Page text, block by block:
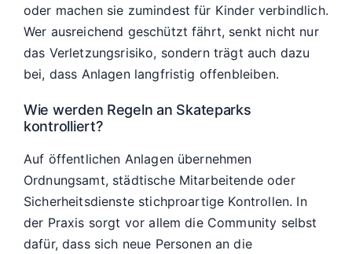
oder machen sie zumindest für Kinder verbindlich.
Wer ausreichend geschützt fährt, senkt nicht nur
das Verletzungsrisiko, sondern trägt auch dazu
bei, dass Anlagen langfristig offenbleiben.
Wie werden Regeln an Skateparks
kontrolliert?
Auf öffentlichen Anlagen übernehmen
Ordnungsamt, städtische Mitarbeitende oder
Sicherheitsdienste stichproartige Kontrollen. In
der Praxis sorgt vor allem die Community selbst
dafür, dass sich neue Personen an die